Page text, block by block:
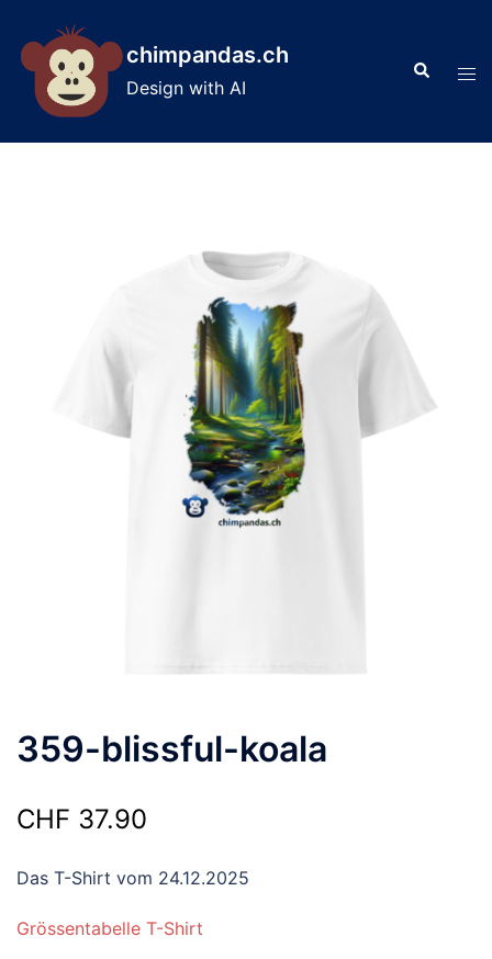
content
chimpandas.ch
Design with AI
Search
359-blissful-koala
CHF 37.90
Das T-Shirt vom 24.12.2025
Grössentabelle T-Shirt